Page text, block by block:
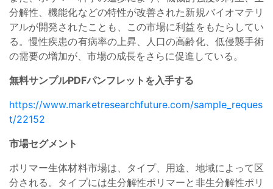
分解性、機能化などの特性が改善された新規バイオマテリ
アルが開発されたことも、この市場に利益をもたらしてい
る。慢性疾患の有病率の上昇、人口の高齢化、低侵襲手術
の需要の増加が、市場の成長をさらに促進している。
無料サンプルPDFパンフレットを入手する
https://www.marketresearchfuture.com/sample_reques
t/22152
市場セグメント
ポリマー生体材料市場は、タイプ、用途、地域によって区
分される。タイプには生分解性ポリマーと非生分解性ポリ